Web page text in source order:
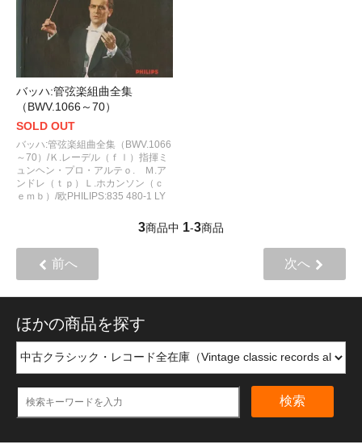
バッハ:管弦楽組曲全集
（BWV.1066～70）
SOLD OUT
バッハ:管弦楽組曲全集（BWV.1066
～70）/Ｋ.レーデル（ｆｌ）指揮ミ
ュンヘン・プロ・アルテｏ. Ｍ.ア
ンドレ（ｔｐ）Ｌ.ホカンソン（ｃ
ｅｍｂ）/欧PHILIPS:835 480-1 LY
3商品中 1-3商品
前へ 次へ
ほかの商品を探す
検索